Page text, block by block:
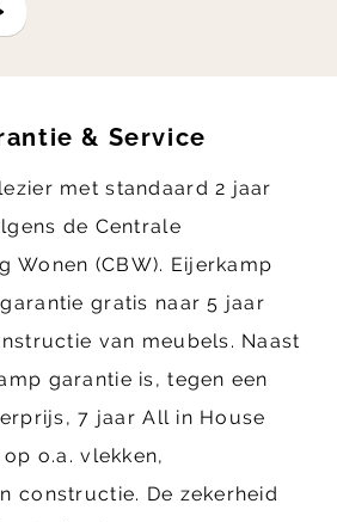
& Service
met standaard 2 jaar
de Centrale
Wonen (CBW). Eijerkamp
gratis naar 5 jaar
van meubels. Naast
garantie is, tegen een
7 jaar All in House
o.a. vlekken,
constructie. De zekerheid